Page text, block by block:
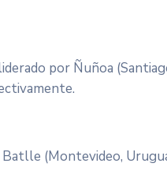
por Ñuñoa
(Montevideo,